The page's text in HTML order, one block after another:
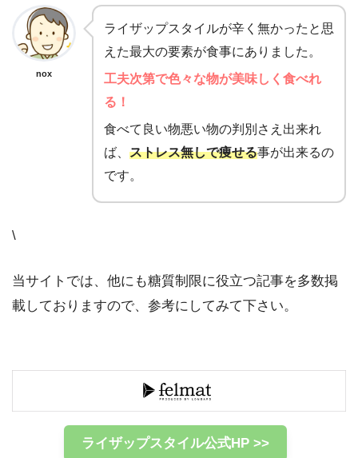
nox
ライザップスタイルが辛く無かったと思
えた最大の要素が食事にありました。
工夫次第で色々な物が美味しく食べれ
る！
食べて良い物悪い物の判別さえ出来れ
ば、 ストレス無しで痩せる事が出来るの
です。
\
当サイトでは、他にも糖質制限に役立つ記事を多数掲
載しておりますので、参考にしてみて下さい。
ライザップスタイル公式HP >>